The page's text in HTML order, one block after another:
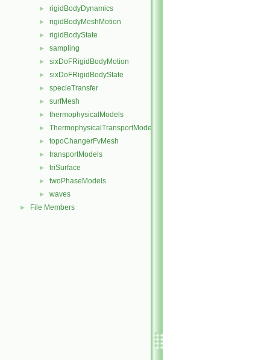
► rigidBodyDynamics
► rigidBodyMeshMotion
► rigidBodyState
► sampling
► sixDoFRigidBodyMotion
► sixDoFRigidBodyState
► specieTransfer
► surfMesh
► thermophysicalModels
► ThermophysicalTransportModels
► topoChangerFvMesh
► transportModels
► triSurface
► twoPhaseModels
► waves
► File Members